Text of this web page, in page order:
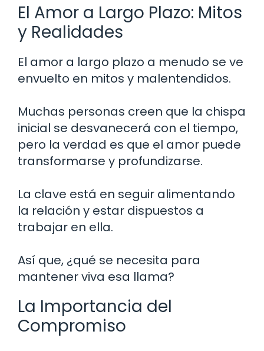
El Amor a Largo Plazo: Mitos
y Realidades
El amor a largo plazo a menudo se ve
envuelto en mitos y malentendidos.
Muchas personas creen que la chispa
inicial se desvanecerá con el tiempo,
pero la verdad es que el amor puede
transformarse y profundizarse.
La clave está en seguir alimentando
la relación y estar dispuestos a
trabajar en ella.
Así que, ¿qué se necesita para
mantener viva esa llama?
La Importancia del
Compromiso